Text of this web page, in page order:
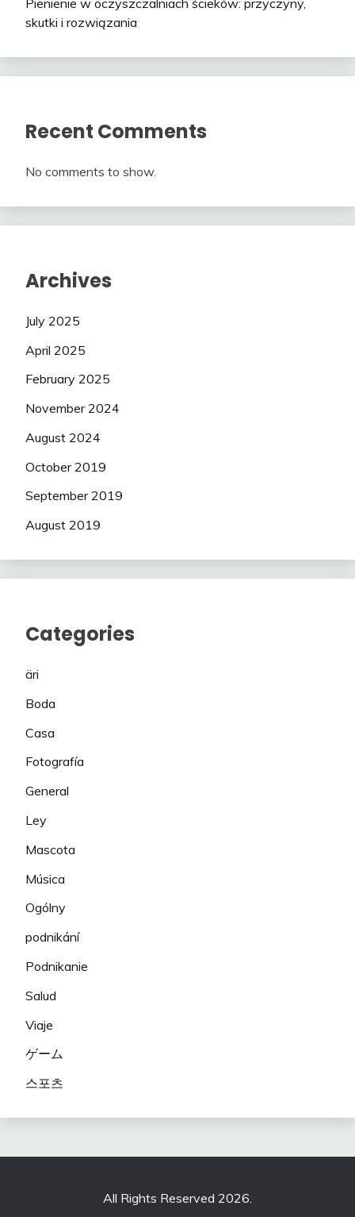
Pienienie w oczyszczalniach ścieków: przyczyny,
skutki i rozwiązania
Recent Comments
No comments to show.
Archives
July 2025
April 2025
February 2025
November 2024
August 2024
October 2019
September 2019
August 2019
Categories
äri
Boda
Casa
Fotografía
General
Ley
Mascota
Música
Ogólny
podnikání
Podnikanie
Salud
Viaje
ゲーム
스포츠
All Rights Reserved 2026.